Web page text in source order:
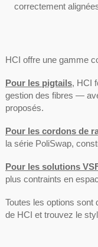
Panneau de
ports UTP avec
câbles intégrée
correctement
HCI offre une gamme
Pour les pigtails, HCI
gestion des fibres —
proposés.
Pour les cordons de
la série PoliSwap,
Pour les solutions
plus contraints en
Toutes les options
de HCI et trouvez le